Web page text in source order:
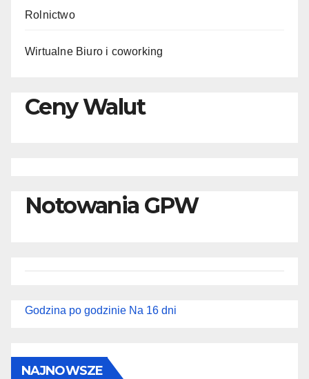
Rolnictwo
Wirtualne Biuro i coworking
Ceny Walut
Notowania GPW
Godzina po godzinie Na 16 dni
NAJNOWSZE